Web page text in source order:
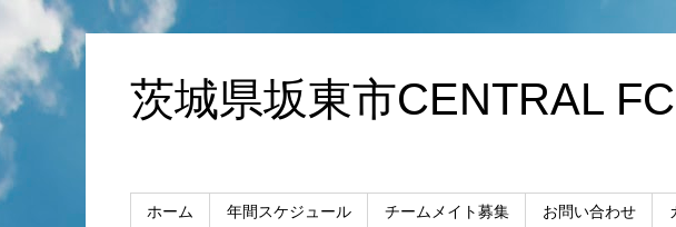
茨城県坂東市CENTRAL FC
ホーム 年間スケジュール チームメイト募集 お問い合わせ